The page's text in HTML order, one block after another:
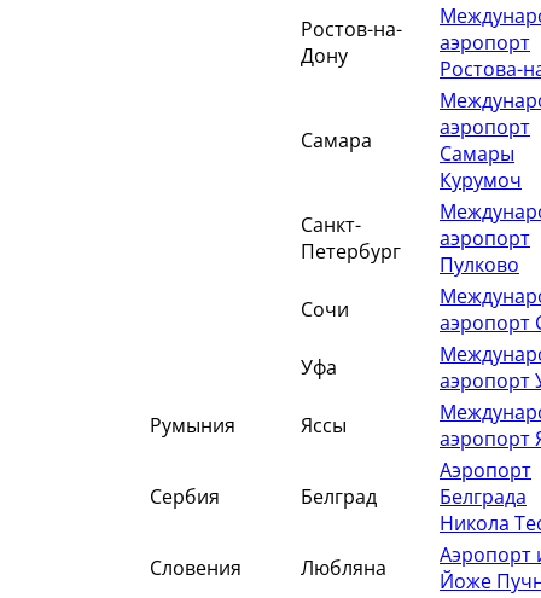
Ростов-на-
Дону
аэропорт
Ростова-
Самара
аэропорт
Самары
Курумоч
Санкт-
Петербург
аэропорт
Пулково
Сочи
аэропорт
Уфа
аэропорт
Румыния
Яссы
аэропорт
Сербия Белград
Аэропорт
Белграда
Никола
Словения
Любляна
Аэропорт
Йоже